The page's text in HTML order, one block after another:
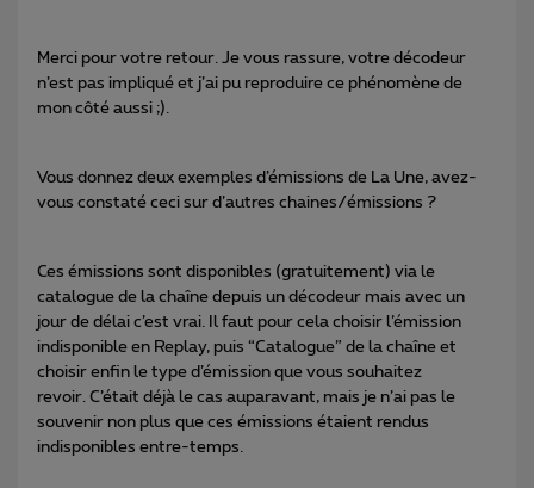
Merci pour votre retour. Je vous rassure, votre décodeur
n’est pas impliqué et j’ai pu reproduire ce phénomène de
mon côté aussi ;).
Vous donnez deux exemples d’émissions de La Une, avez-
vous constaté ceci sur d’autres chaines/émissions ?
Ces émissions sont disponibles (gratuitement) via le
catalogue de la chaîne depuis un décodeur mais avec un
jour de délai c’est vrai. Il faut pour cela choisir l’émission
indisponible en Replay, puis “Catalogue” de la chaîne et
choisir enfin le type d’émission que vous souhaitez
revoir. C’était déjà le cas auparavant, mais je n’ai pas le
souvenir non plus que ces émissions étaient rendus
indisponibles entre-temps.